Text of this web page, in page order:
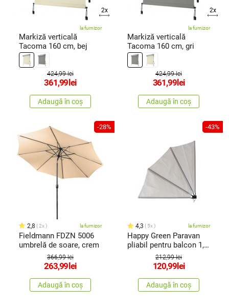
2x
la furnizor
Markiză verticală
Tacoma 160 cm, bej
424,99 lei
361,99 lei
Adaugă în coș
2x
la furnizor
Markiză verticală
Tacoma 160 cm, gri
424,99 lei
361,99 lei
Adaugă în coș
-28%
2,8 2x la furnizor
Fieldmann FDZN 5006
umbrelă de soare, crem
366,99 lei
263,99 lei
Adaugă în coș
-43%
4,3 5x la furnizor
Happy Green Paravan
pliabil pentru balcon 1,4
212,99 lei
120,99 lei
Adaugă în coș